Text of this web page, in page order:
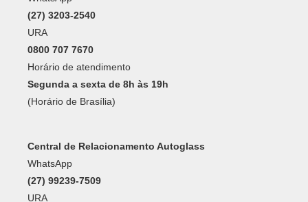
(Horário de Brasília)
Central de Relacionamento Autoglass
WhatsApp
(27) 99239-7509
URA
cra.experienciadocliente@autoglass.com.br
Horário de atendimento
Segunda a sexta de 8h às 18h